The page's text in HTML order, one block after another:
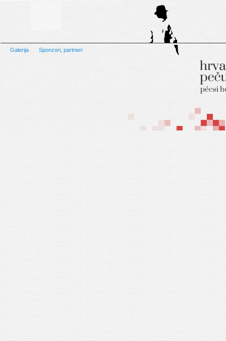
Galerija Sponzori, partneri